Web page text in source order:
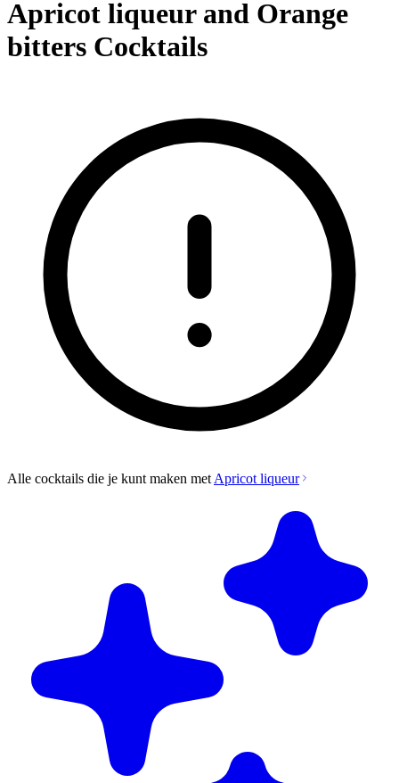
Apricot liqueur and Orange
bitters Cocktails
Alle cocktails die je kunt maken met Apricot liqueur